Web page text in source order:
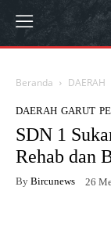
Beranda DAERAH
DAERAH GARUT
SDN 1
Rehab dan
By Bircunews 26